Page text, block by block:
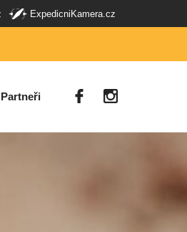
ExpedicniKamera.cz
Partneři